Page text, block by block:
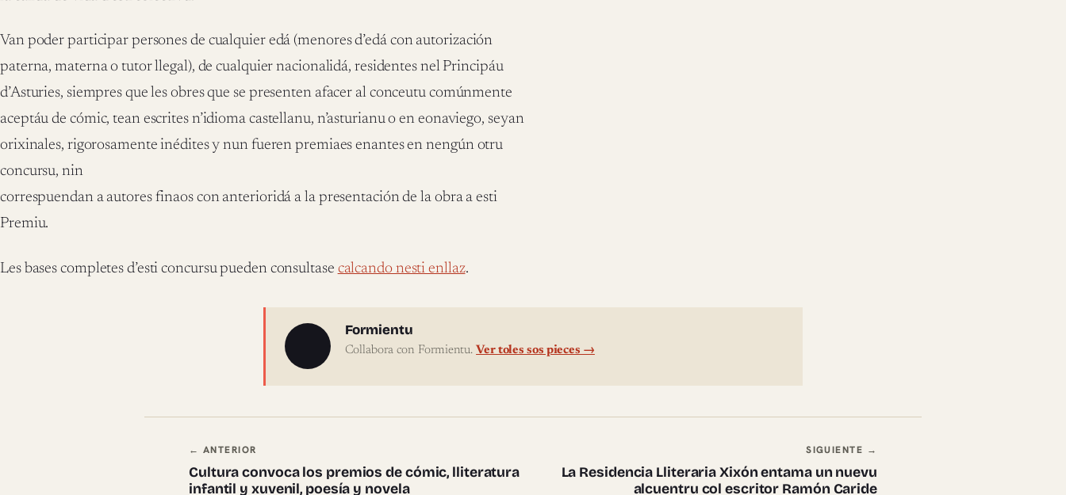
Van poder participar persones de cualquier edá (menores d’edá con autorización
paterna, materna o tutor llegal), de cualquier nacionalidá, residentes nel Principáu
d’Asturies, siempres que les obres que se presenten afacer al conceutu comúnmente
aceptáu de cómic, tean escrites n’idioma castellanu, n’asturianu o en eonaviego, seyan
orixinales, rigorosamente inédites y nun fueren premiaes enantes en nengún otru
concursu, nin
correspuendan a autores finaos con anterioridá a la presentación de la obra a esti
Premiu.
Les bases completes d’esti concursu pueden consultase calcando nesti enllaz.
Sobre l'autor
Formientu
Collabora con Formientu. Ver toles sos pieces →
Navegación ente pieces
← ANTERIOR
Cultura convoca los premios de cómic, lliteratura
infantil y xuvenil, poesía y novela
SIGUIENTE →
La Residencia Lliteraria Xixón entama un nuevu
alcuentru col escritor Ramón Caride